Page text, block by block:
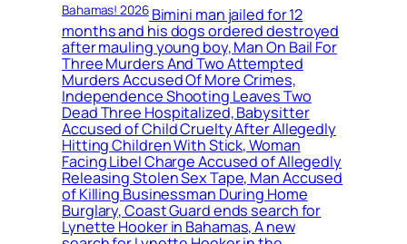
Bahamas! 2026Bimini man jailed for 12
months and his dogs ordered destroyed
after mauling young boy, Man On Bail For
Three Murders And Two Attempted
Murders Accused Of More Crimes,
Independence Shooting Leaves Two
Dead Three Hospitalized, Babysitter
Accused of Child Cruelty After Allegedly
Hitting Children With Stick, Woman
Facing Libel Charge Accused of Allegedly
Releasing Stolen Sex Tape, Man Accused
of Killing Businessman During Home
Burglary, Coast Guard ends search for
Lynette Hooker in Bahamas, A new